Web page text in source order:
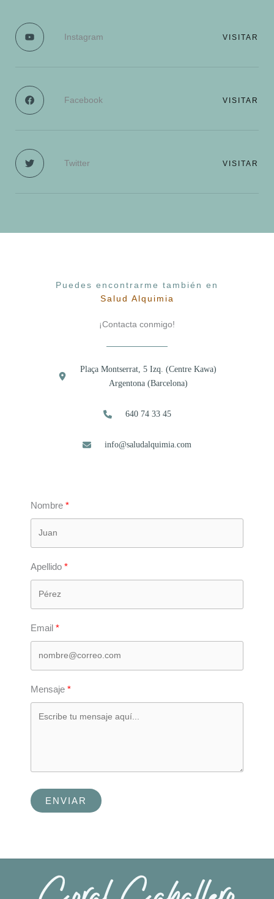
Instagram VISITAR
Facebook VISITAR
Twitter VISITAR
Puedes encontrarme también en
Salud Alquimia
¡Contacta conmigo!
Plaça Montserrat, 5 Izq. (Centre Kawa)
Argentona (Barcelona)
640 74 33 45
info@saludalquimia.com
Nombre
Apellido
Email
Mensaje
ENVIAR